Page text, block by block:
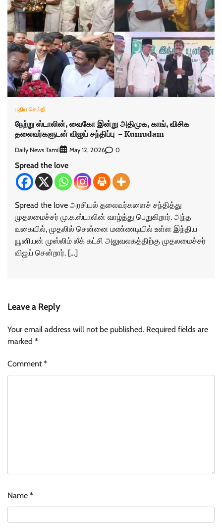
புதிய செய்தி
நேற்று ஸ்டாலின், வைகோ இன்று அதிமுக, காங், விசிக
தலைவர்களுடன் விஜய் சந்திப்பு – Kumudam
Daily News Tamil May 12, 2026 0
Spread the love
Spread the love அரசியல் தலைவர்களைச் சந்தித்து
முதலமைச்சர் மு.க.ஸ்டாலின் வாழ்த்து பெறுகிறார். அந்த
வகையில், முதலில் சென்னை மண்ணடியில் உள்ள இந்திய
யூனியன் முஸ்லிம் லீக் கட்சி அலுவலகத்திற்கு முதலமைச்சர்
விஜய் சென்றார். […]
Leave a Reply
Your email address will not be published. Required fields are
marked *
Comment*
Name *